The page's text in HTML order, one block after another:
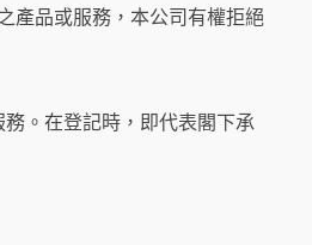
產品或服務，本公司有權拒絕
。在登記時，即代表閣下承